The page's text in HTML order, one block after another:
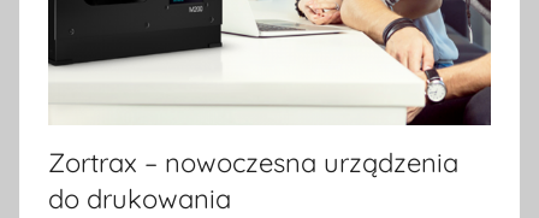
Zortrax – nowoczesna urządzenia
do drukowania